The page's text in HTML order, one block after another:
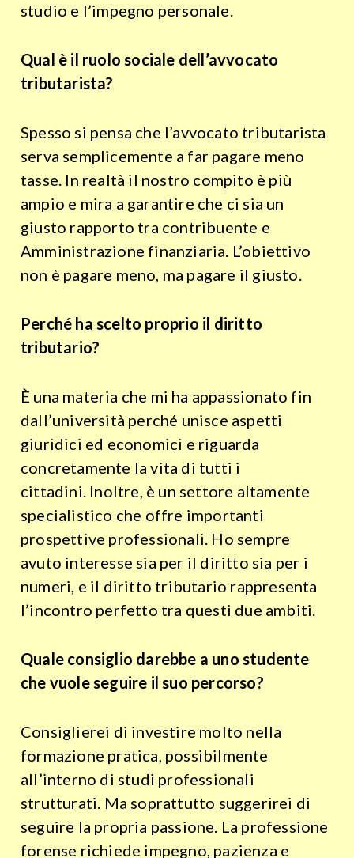
studio e l’impegno personale.
Qual è il ruolo sociale dell’avvocato
tributarista?
Spesso si pensa che l’avvocato tributarista
serva semplicemente a far pagare meno
tasse. In realtà il nostro compito è più
ampio e mira a garantire che ci sia un
giusto rapporto tra contribuente e
Amministrazione finanziaria. L’obiettivo
non è pagare meno, ma pagare il giusto.
Perché ha scelto proprio il diritto
tributario?
È una materia che mi ha appassionato fin
dall’università perché unisce aspetti
giuridici ed economici e riguarda
concretamente la vita di tutti i
cittadini. Inoltre, è un settore altamente
specialistico che offre importanti
prospettive professionali. Ho sempre
avuto interesse sia per il diritto sia per i
numeri, e il diritto tributario rappresenta
l’incontro perfetto tra questi due ambiti.
Quale consiglio darebbe a uno studente
che vuole seguire il suo percorso?
Consiglierei di investire molto nella
formazione pratica, possibilmente
all’interno di studi professionali
strutturati. Ma soprattutto suggerirei di
seguire la propria passione. La professione
forense richiede impegno, pazienza e